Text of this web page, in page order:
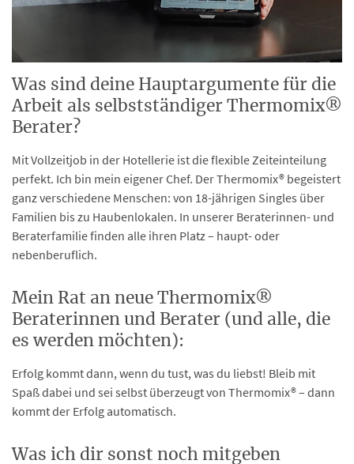
Was sind deine Hauptargumente für die
Arbeit als selbstständiger Thermomix®
Berater?
Mit Vollzeitjob in der Hotellerie ist die flexible Zeiteinteilung
perfekt. Ich bin mein eigener Chef. Der Thermomix® begeistert
ganz verschiedene Menschen: von 18-jährigen Singles über
Familien bis zu Haubenlokalen. In unserer Beraterinnen- und
Beraterfamilie finden alle ihren Platz – haupt- oder
nebenberuflich.
Mein Rat an neue Thermomix®
Beraterinnen und Berater (und alle, die
es werden möchten):
Erfolg kommt dann, wenn du tust, was du liebst! Bleib mit
Spaß dabei und sei selbst überzeugt von Thermomix® – dann
kommt der Erfolg automatisch.
Was ich dir sonst noch mitgeben